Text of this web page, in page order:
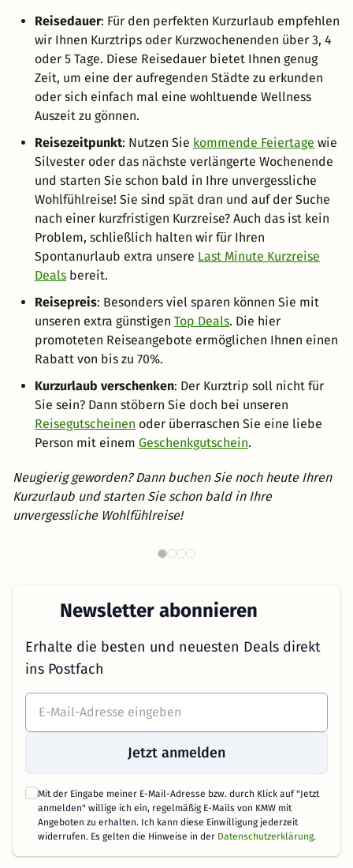
Reisedauer: Für den perfekten Kurzurlaub empfehlen
wir Ihnen Kurztrips oder Kurzwochenenden über 3, 4
oder 5 Tage. Diese Reisedauer bietet Ihnen genug
Zeit, um eine der aufregenden Städte zu erkunden
oder sich einfach mal eine wohltuende Wellness
Auszeit zu gönnen.
Reisezeitpunkt: Nutzen Sie kommende Feiertage wie
Silvester oder das nächste verlängerte Wochenende
und starten Sie schon bald in Ihre unvergessliche
Wohlfühlreise! Sie sind spät dran und auf der Suche
nach einer kurzfristigen Kurzreise? Auch das ist kein
Problem, schließlich halten wir für Ihren
Spontanurlaub extra unsere Last Minute Kurzreise
Deals bereit.
Reisepreis: Besonders viel sparen können Sie mit
unseren extra günstigen Top Deals. Die hier
promoteten Reiseangebote ermöglichen Ihnen einen
Rabatt von bis zu 70%.
Kurzurlaub verschenken: Der Kurztrip soll nicht für
Sie sein? Dann stöbern Sie doch bei unseren
Reisegutscheinen oder überraschen Sie eine liebe
Person mit einem Geschenkgutschein.
Neugierig geworden? Dann buchen Sie noch heute Ihren
Kurzurlaub und starten Sie schon bald in Ihre
unvergessliche Wohlfühlreise!
Österreich
Newsletter abonnieren
Erhalte die besten und neuesten Deals direkt
ins Postfach
Jetzt anmelden
Mit der Eingabe meiner E-Mail-Adresse bzw. durch Klick auf "Jetzt
anmelden" willige ich ein, regelmäßig E-Mails von KMW mit
Angeboten zu erhalten. Ich kann diese Einwilligung jederzeit
widerrufen. Es gelten die Hinweise in der Datenschutzerklärung.